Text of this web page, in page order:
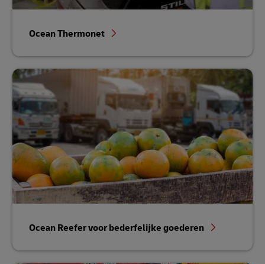
Ocean Thermonet
Ocean Reefer voor bederfelijke goederen